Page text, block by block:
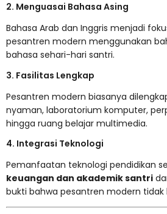
2. Menguasai Bahasa Asing
Bahasa Arab dan Inggris menjadi
pesantren modern menggunakan
bahasa sehari-hari santri.
3. Fasilitas Lengkap
Pesantren modern biasanya
nyaman, laboratorium komputer,
hingga ruang belajar multimedia.
4. Integrasi Teknologi
Pemanfaatan teknologi pendidikan
keuangan dan akademik santri
bukti bahwa pesantren modern tidak